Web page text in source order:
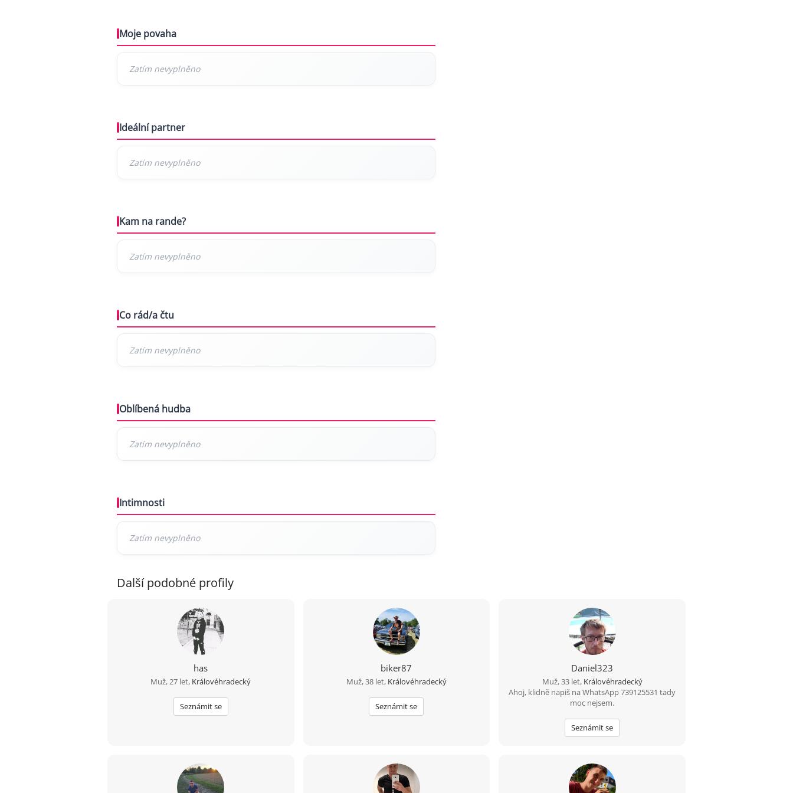
Moje povaha
Ideální partner
Kam na rande?
Co rád/a čtu
Oblíbená hudba
Intimnosti
Další podobné profily
has
Muž, 27 let, Královéhradecký
Seznámit se
biker87
Muž, 38 let, Královéhradecký
Seznámit se
Daniel323
Muž, 33 let, Královéhradecký
Ahoj, klidně napiš na WhatsApp 739125531 tady
moc nejsem.
Seznámit se